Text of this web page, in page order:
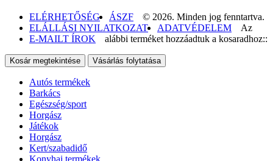
ELÉRHETŐSÉG
ÁSZF
ELÁLLÁSI NYILATKOZAT
ADATVÉDELEM
E-MAILT ÍROK
© 2026. Minden jog fenntartva.
Az
alábbi terméket hozzáadtuk a kosaradhoz::
Kosár megtekintése Vásárlás folytatása
Autós termékek
Barkács
Egészség/sport
Horgász
Játékok
Horgász
Kert/szabadidő
Konyhai termékek